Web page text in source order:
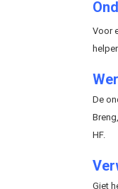
Voor
De
HF.
Giet